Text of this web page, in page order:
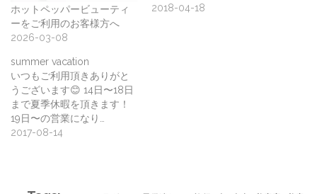
ホットペッパービューティ
ーをご利用のお客様方へ
2026-03-08
2018-04-18
summer vacation
いつもご利用頂きありがと
うございます😊 14日〜18日
まで夏季休暇を頂きます！
19日〜の営業になり…
2017-08-14